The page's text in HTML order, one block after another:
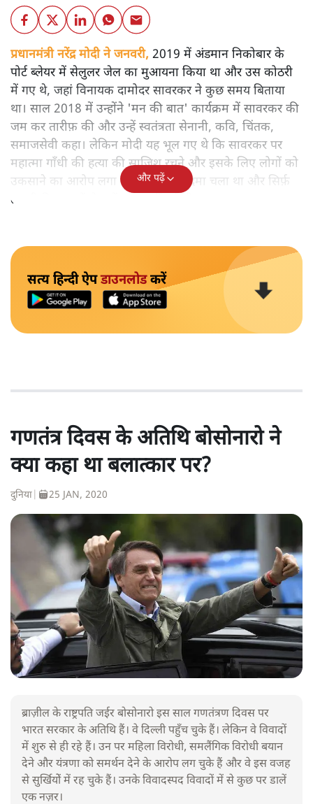
प्रधानमंत्री नरेंद्र मोदी ने जनवरी, 2019 में अंडमान निकोबार के
पोर्ट ब्लेयर में सेलुलर जेल का मुआयना किया था और उस कोठरी
में गए थे, जहां विनायक दामोदर सावरकर ने कुछ समय बिताया
था। साल 2018 में उन्होंने 'मन की बात' कार्यक्रम में सावरकर की
जम कर तारीफ़ की और उन्हें स्वतंत्रता सेनानी, कवि, चिंतक,
समाजसेवी कहा। लेकिन मोदी यह भूल गए थे कि सावरकर पर
महात्मा गाँधी की हत्या की साजिश रचने और इसके लिए लोगों को
उकसाने का आरोप लगा था, उन पर मुक़दमा चला था और सिर्फ़
तकनीकी कारणों से उन्हें सज़ा नहीं हुई थी।
और पढ़ें
सत्य हिन्दी ऐपडाउनलोडकरें
गणतंत्र दिवस के अतिथि बोसोनारो ने
क्या कहा था बलात्कार पर?
दुनिया 25 JAN, 2020
ब्राज़ील के राष्ट्रपति जईर बोसोनारो इस साल गणतंत्रण दिवस पर
भारत सरकार के अतिथि हैं। वे दिल्ली पहुँच चुके हैं। लेकिन वे विवादों
में शुरु से ही रहे हैं। उन पर महिला विरोधी, समलैंगिक विरोधी बयान
देने और यंत्रणा को समर्थन देने के आरोप लग चुके हैं और वे इस वजह
से सुर्खियोें में रह चुके हैं। उनके विवादस्पद विवादों में से कुछ पर डालें
एक नज़र।